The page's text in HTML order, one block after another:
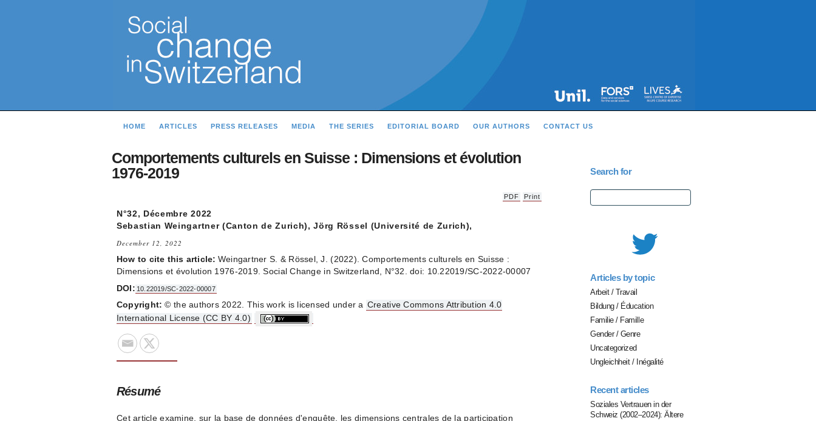
HOME ARTICLES PRESS RELEASES MEDIA THE SERIES EDITORIAL BOARD OUR AUTHORS CONTACT US
Comportements culturels en Suisse : Dimensions et évolution
1976-2019
PDF Print
N°32, Décembre 2022
Sebastian Weingartner (Canton de Zurich), Jörg Rössel (Université de Zurich),
December 12, 2022
How to cite this article: Weingartner S. & Rössel, J. (2022). Comportements culturels en Suisse :
Dimensions et évolution 1976-2019. Social Change in Switzerland, N°32. doi: 10.22019/SC-2022-00007
DOI: 10.22019/SC-2022-00007
Copyright:© the authors 2022. This work is licensed under a Creative Commons Attribution 4.0
International License (CC BY 4.0)
Résumé
Cet article examine, sur la base de données d'enquête, les dimensions centrales de la participation
Search for
Search
Articles by topic
Arbeit / Travail
Bildung / Éducation
Familie / Famille
Gender / Genre
Uncategorized
Ungleichheit / Inégalité
Recent articles
Soziales Vertrauen in der
Schweiz (2002–2024): Ältere